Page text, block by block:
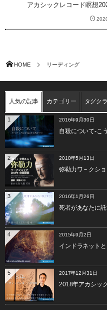
アカシックレコード瞑想
HOME リーディング
人気の記事 カテゴリー タグク
2016年9月30日
自殺について-こ
1
2018年5月13日
弥勒力ワ－クシ
2
2016年1月26日
死者があなたに
3
2015年9月2日
インドラネット
4
2017年12月31日
2018年アカシッ
5